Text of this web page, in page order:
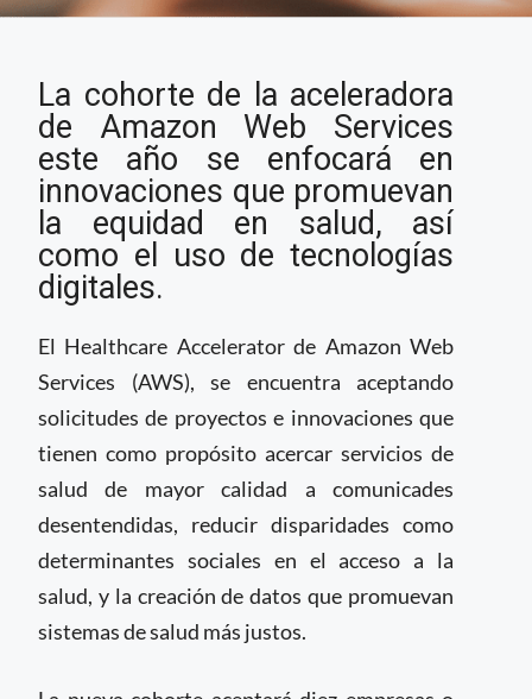
Amazon se centrará
en equidad en salud
La cohorte de la aceleradora
de Amazon Web Services
este año se enfocará en
innovaciones que promuevan
la equidad en salud, así
como el uso de tecnologías
digitales.
El Healthcare Accelerator de Amazon Web
Services (AWS), se encuentra aceptando
solicitudes de proyectos e innovaciones que
tienen como propósito acercar servicios de
salud de mayor calidad a comunicades
desentendidas, reducir disparidades como
determinantes sociales en el acceso a la
salud, y la creación de datos que promuevan
sistemas de salud más justos.